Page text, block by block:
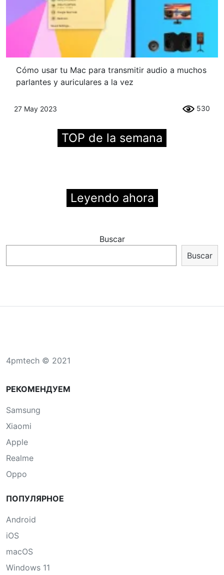
Cómo usar tu Mac para transmitir audio a muchos
parlantes y auriculares a la vez
27 May 2023 530
TOP de la semana
Leyendo ahora
Buscar
Buscar
4pmtech © 2021
РЕКОМЕНДУЕМ
Samsung
Xiaomi
Apple
Realme
Oppo
ПОПУЛЯРНОЕ
Android
iOS
macOS
Windows 11